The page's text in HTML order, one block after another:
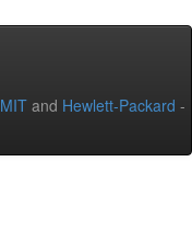
MIT and Hewlett-Packard -